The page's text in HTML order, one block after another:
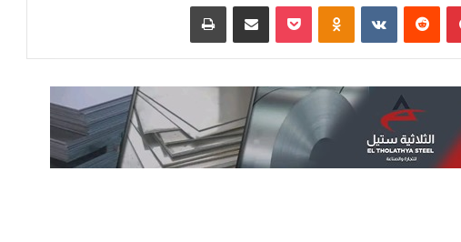
بينتيريست Odnoklassniki
‫Pocket مشاركة عبر البريد طباعة